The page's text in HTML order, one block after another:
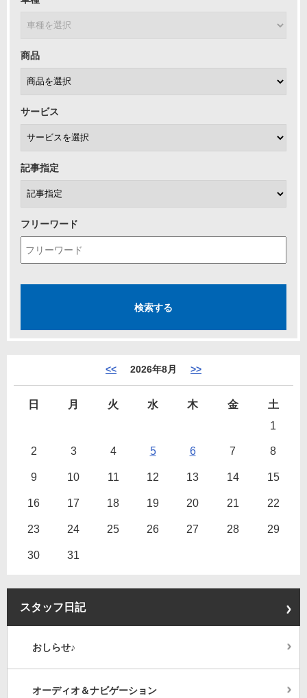
商品
サービス
記事指定
フリーワード
<< 2026年8月 >>
日 月 火 水 木 金
土
1
2 3 4 5 6 7 8
9 10 11 12 13 14 15
16 17 18 19 20 21 22
23 24 25 26 27 28 29
30 31
スタッフ日記
おしらせ♪
オーディオ＆ナビゲーション